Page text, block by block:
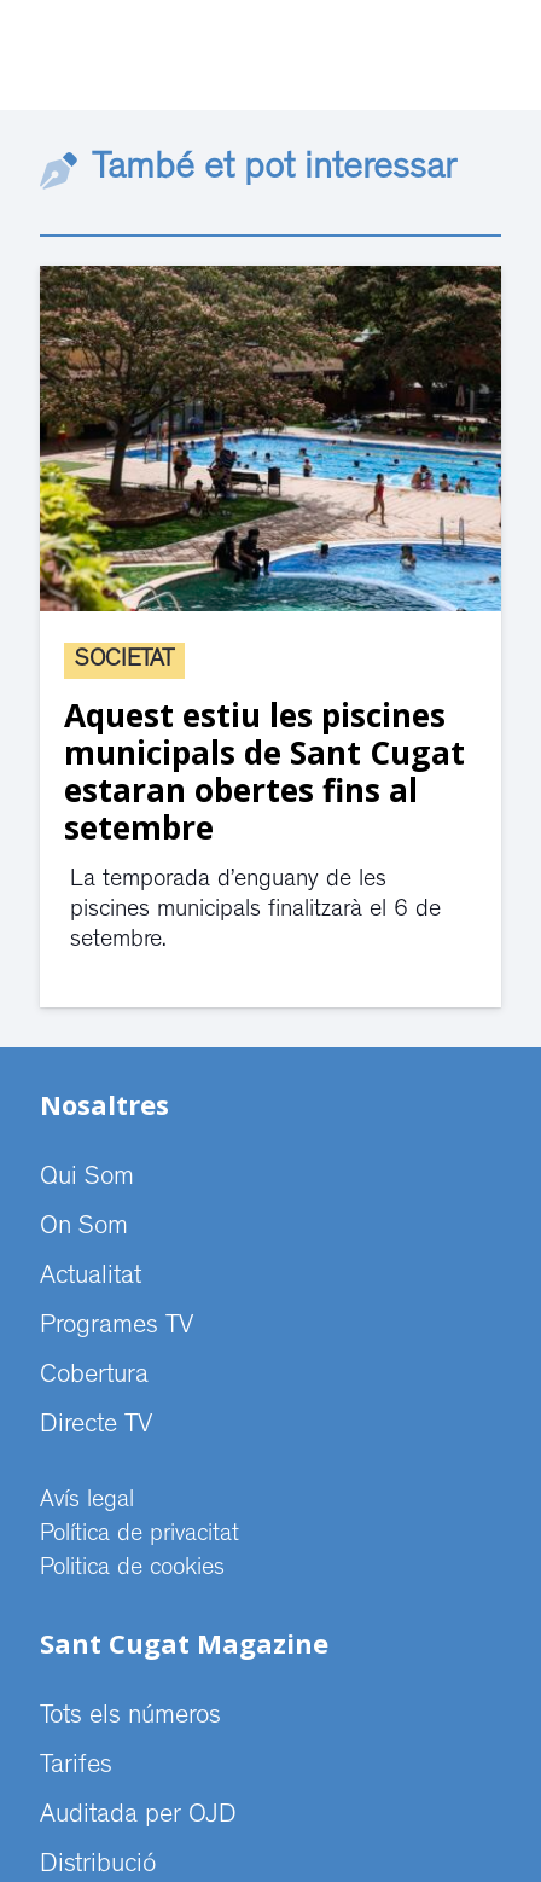
També et pot interessar
SOCIETAT
Aquest estiu les piscines
municipals de Sant Cugat
estaran obertes fins al
setembre
La temporada d’enguany de les
piscines municipals finalitzarà el 6 de
setembre.
Nosaltres
Qui Som
On Som
Actualitat
Programes TV
Cobertura
Directe TV
Avís legal
Política de privacitat
Politica de cookies
Sant Cugat Magazine
Tots els números
Tarifes
Auditada per OJD
Distribució